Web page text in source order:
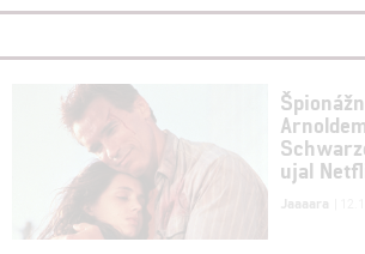
Arnoldem
ujal
Jaaaara